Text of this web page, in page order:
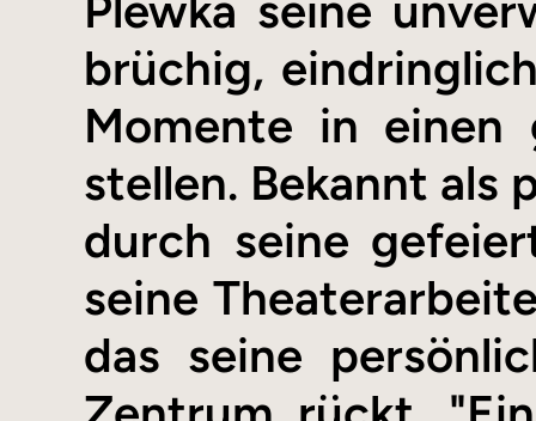
brüchig,
Momente in einen
stellen. Bekannt als
durch seine
seine
das seine